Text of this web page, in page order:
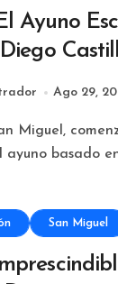
Ayuno
Diego
Ago 29,
ayuno basado
San Miguel